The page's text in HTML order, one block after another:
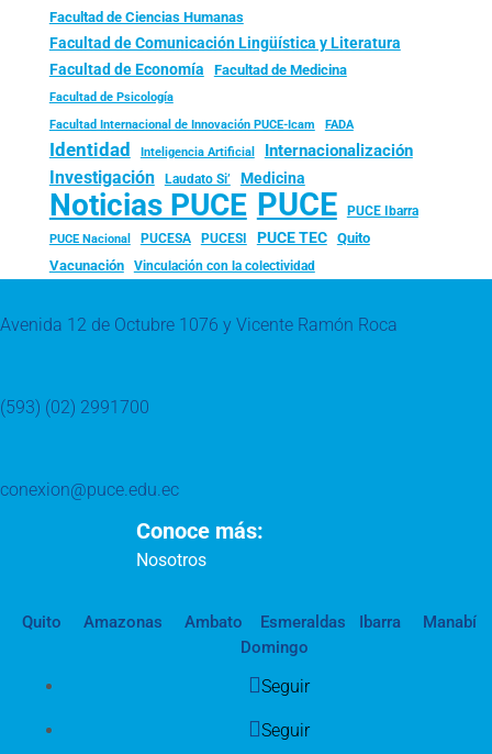
Facultad de Ciencias Humanas
Facultad de Comunicación Lingüística y Literatura
Facultad de Economía Facultad de Medicina
Facultad de Psicología
Facultad Internacional de Innovación PUCE-Icam FADA
Identidad Inteligencia Artificial Internacionalización
Investigación Laudato Si’ Medicina
Noticias PUCE PUCE PUCE Ibarra
PUCE Nacional PUCESA PUCESI PUCE TEC
Quito
Vacunación
Vinculación con la colectividad
Avenida 12 de Octubre 1076 y Vicente Ramón Roca
(593) (02) 2991700
conexion@puce.edu.ec
Conoce más:
Nosotros
Quito Amazonas Ambato Esmeraldas Ibarra
Manabí
Domingo
Seguir
Seguir